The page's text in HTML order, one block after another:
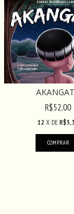
R$52,00
12 X DE